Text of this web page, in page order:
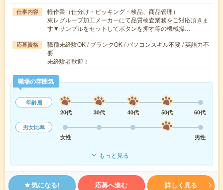
仕事内容
軽作業（仕分け・ピッキング・検品、商品管理）
東レグループ加工メーカーにて品質検査業務をご対応頂きま
す▼サンプルをセットしてボタンを押す等の機械操…
応募資格
職種未経験OK / ブランクOK / パソコンスキル不要 / 英語力不
要
未経験者歓迎！
職場の雰囲気
年齢層
20代
30代 40代 50代
60代
男女比率
女性
男性
もっと見る
気になる! 応募へ進む 詳しく見る